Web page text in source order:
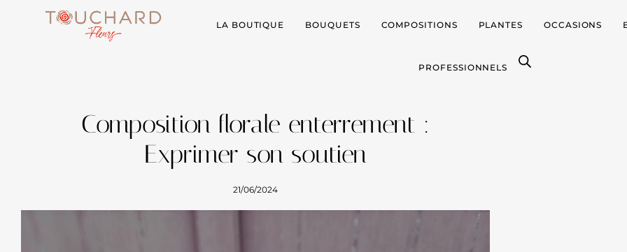
LA BOUTIQUE BOUQUETS COMPOSITIONS PLANTES OCCASIONS
PROFESSIONNELS
Composition florale enterrement :
Exprimer son soutien
21/06/2024